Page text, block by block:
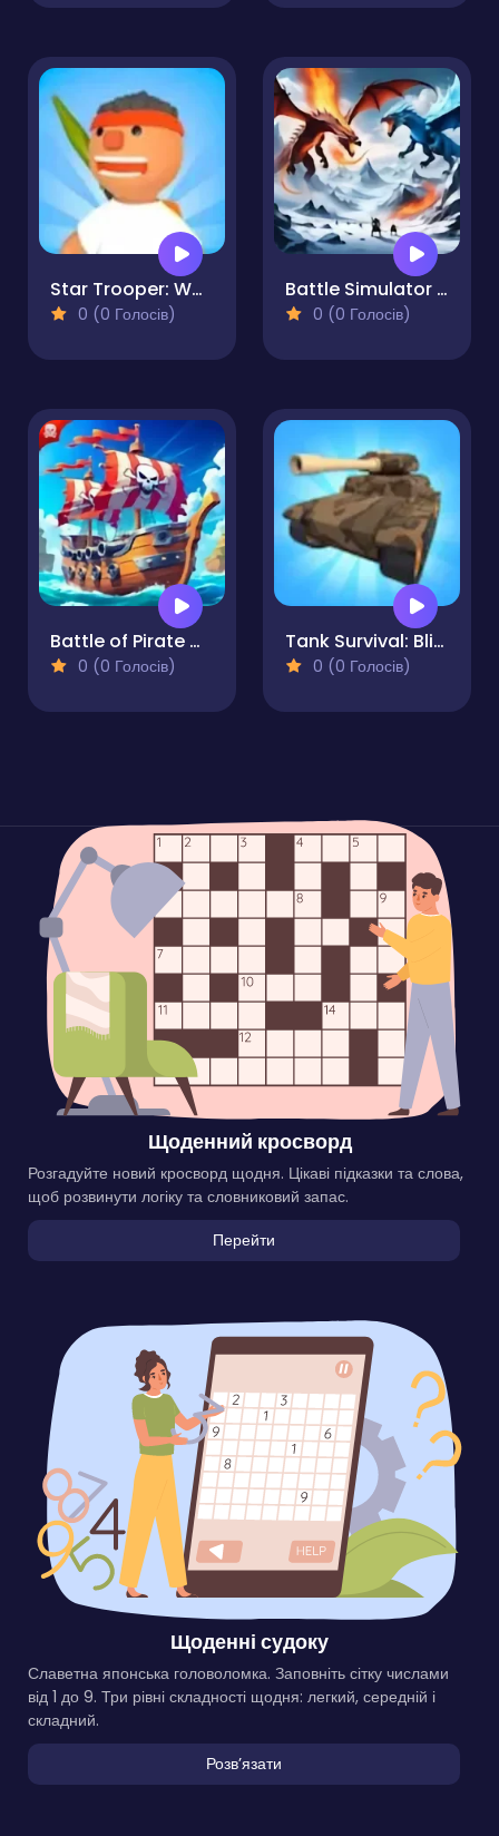
Star Trooper: War for Survival
0 (0 Голосів)
Battle Simulator - Sandbox
0 (0 Голосів)
Battle of Pirate Caribbean Battle
0 (0 Голосів)
Tank Survival: Blitz War
0 (0 Голосів)
Щоденний кросворд
Розгадуйте новий кросворд щодня. Цікаві підказки та слова,
щоб розвинути логіку та словниковий запас.
Перейти
Щоденні судоку
Славетна японська головоломка. Заповніть сітку числами
від 1 до 9. Три рівні складності щодня: легкий, середній і
складний.
Розвʼязати